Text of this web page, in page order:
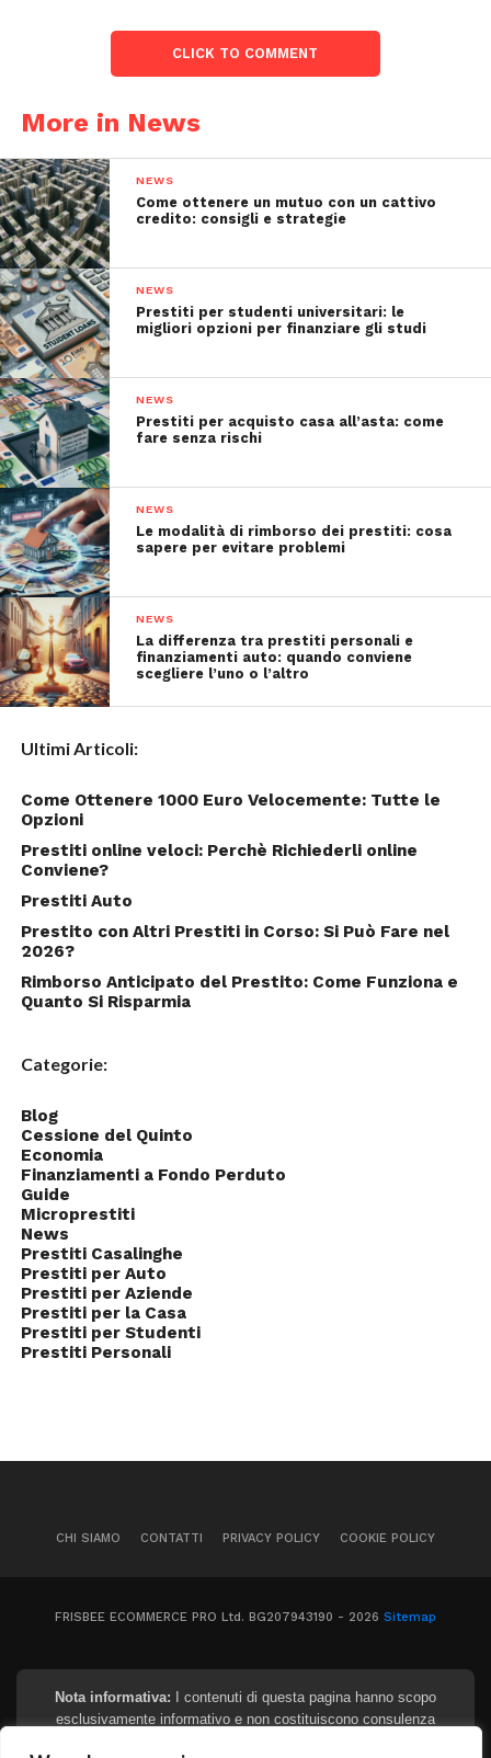
CLICK TO COMMENT
More in News
NEWS
Come ottenere un mutuo con un cattivo
credito: consigli e strategie
NEWS
Prestiti per studenti universitari: le
migliori opzioni per finanziare gli studi
NEWS
Prestiti per acquisto casa all’asta: come
fare senza rischi
NEWS
Le modalità di rimborso dei prestiti: cosa
sapere per evitare problemi
NEWS
La differenza tra prestiti personali e
finanziamenti auto: quando conviene
scegliere l’uno o l’altro
Ultimi Articoli:
Come Ottenere 1000 Euro Velocemente: Tutte le
Opzioni
Prestiti online veloci: Perchè Richiederli online
Conviene?
Prestiti Auto
Prestito con Altri Prestiti in Corso: Si Può Fare nel
2026?
Rimborso Anticipato del Prestito: Come Funziona e
Quanto Si Risparmia
Categorie:
Blog
Cessione del Quinto
Economia
Finanziamenti a Fondo Perduto
Guide
Microprestiti
News
Prestiti Casalinghe
Prestiti per Auto
Prestiti per Aziende
Prestiti per la Casa
Prestiti per Studenti
Prestiti Personali
CHI SIAMO CONTATTI PRIVACY POLICY COOKIE POLICY
FRISBEE ECOMMERCE PRO Ltd. BG207943190 - 2026 Sitemap
Nota informativa: I contenuti di questa pagina hanno scopo
esclusivamente informativo e non costituiscono consulenza